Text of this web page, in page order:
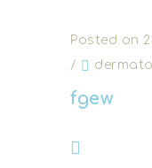
Posted on
/
fgew